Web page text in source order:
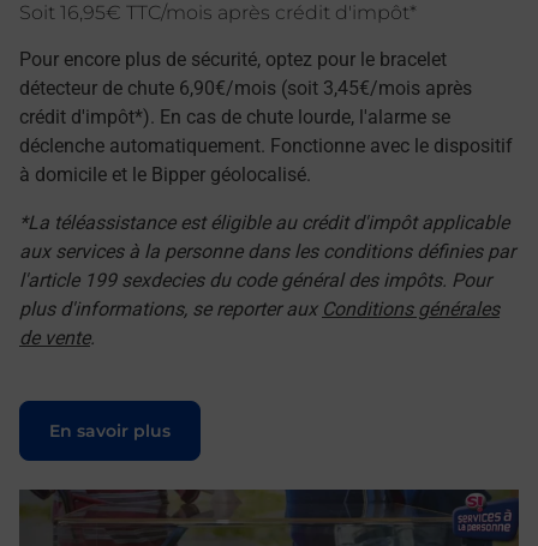
Soit 16,95€ TTC/mois après crédit d'impôt*
Pour encore plus de sécurité, optez pour le bracelet
détecteur de chute 6,90€/mois (soit 3,45€/mois après
crédit d'impôt*). En cas de chute lourde, l'alarme se
déclenche automatiquement. Fonctionne avec le dispositif
à domicile et le Bipper géolocalisé.
*La téléassistance est éligible au crédit d'impôt applicable
aux services à la personne dans les conditions définies par
l'article 199 sexdecies du code général des impôts. Pour
plus d'informations, se reporter aux Conditions générales
de vente.
En savoir plus
Le lien s'ouvre dans un nouvel onglet